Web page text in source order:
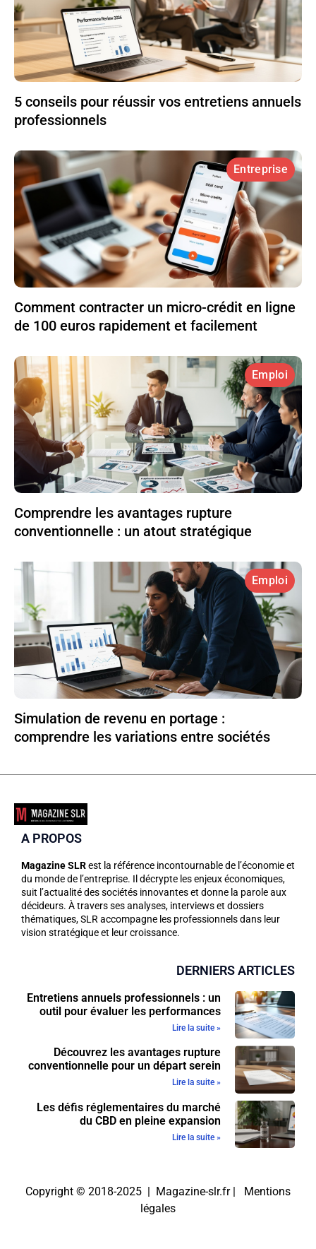
5 conseils pour réussir vos entretiens annuels
professionnels
Entreprise
Comment contracter un micro-crédit en ligne
de 100 euros rapidement et facilement
Emploi
Comprendre les avantages rupture
conventionnelle : un atout stratégique
Emploi
Simulation de revenu en portage :
comprendre les variations entre sociétés
A PROPOS
Magazine SLRest la référence incontournable de l’économie et
du monde de l’entreprise. Il décrypte les enjeux économiques,
suit l’actualité des sociétés innovantes et donne la parole aux
décideurs. À travers ses analyses, interviews et dossiers
thématiques, SLR accompagne les professionnels dans leur
vision stratégique et leur croissance.
DERNIERS ARTICLES
Entretiens annuels professionnels : un
outil pour évaluer les performances
Lire la suite »
Découvrez les avantages rupture
conventionnelle pour un départ serein
Lire la suite »
Les défis réglementaires du marché
du CBD en pleine expansion
Lire la suite »
Copyright © 2018-2025 | Magazine-slr.fr | Mentions
légales